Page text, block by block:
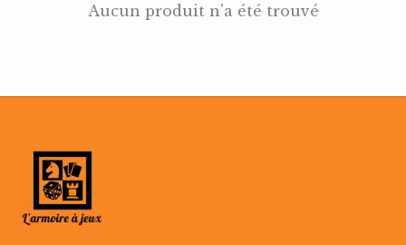
Aucun produit n'a été trouvé